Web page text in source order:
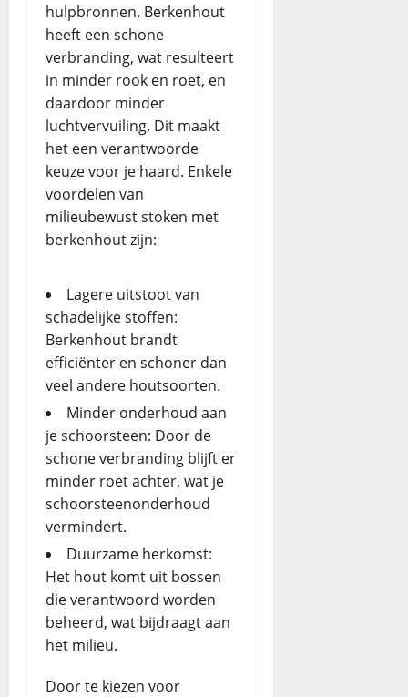
hulpbronnen. Berkenhout
heeft een schone
verbranding, wat resulteert
in minder rook en roet, en
daardoor minder
luchtvervuiling. Dit maakt
het een verantwoorde
keuze voor je haard. Enkele
voordelen van
milieubewust stoken met
berkenhout zijn:
Lagere uitstoot van
schadelijke stoffen:
Berkenhout brandt
efficiënter en schoner dan
veel andere houtsoorten.
Minder onderhoud aan
je schoorsteen: Door de
schone verbranding blijft er
minder roet achter, wat je
schoorsteenonderhoud
vermindert.
Duurzame herkomst:
Het hout komt uit bossen
die verantwoord worden
beheerd, wat bijdraagt aan
het milieu.
Door te kiezen voor